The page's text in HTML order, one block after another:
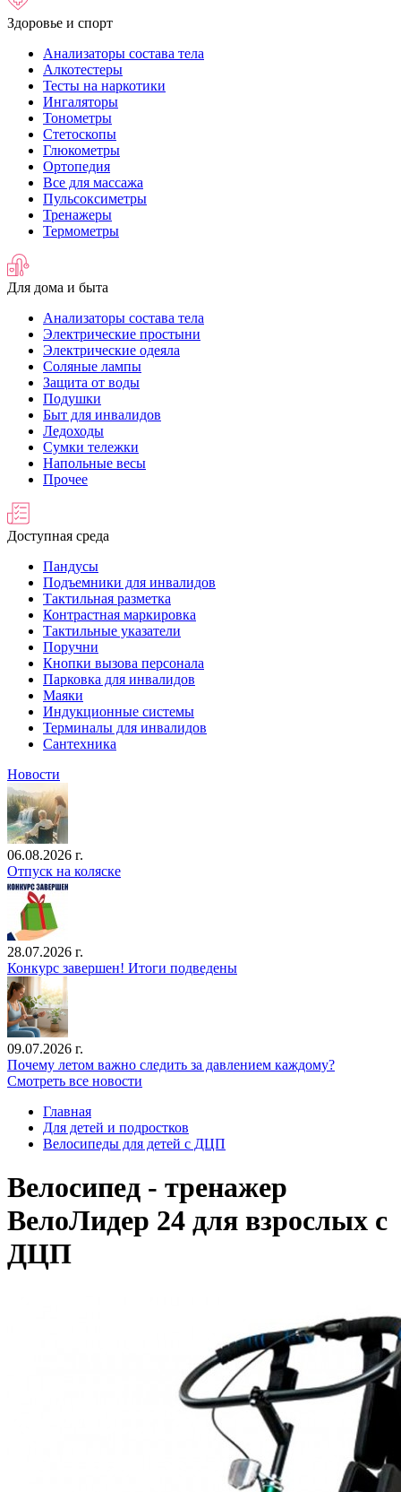
Здоровье и спорт
Анализаторы состава тела
Алкотестеры
Тесты на наркотики
Ингаляторы
Тонометры
Стетоскопы
Глюкометры
Ортопедия
Все для массажа
Пульсоксиметры
Тренажеры
Термометры
Для дома и быта
Анализаторы состава тела
Электрические простыни
Электрические одеяла
Соляные лампы
Защита от воды
Подушки
Быт для инвалидов
Ледоходы
Сумки тележки
Напольные весы
Прочее
Доступная среда
Пандусы
Подъемники для инвалидов
Тактильная разметка
Контрастная маркировка
Тактильные указатели
Поручни
Кнопки вызова персонала
Парковка для инвалидов
Маяки
Индукционные системы
Терминалы для инвалидов
Сантехника
Новости
06.08.2026 г.
Отпуск на коляске
28.07.2026 г.
Конкурс завершен! Итоги подведены
09.07.2026 г.
Почему летом важно следить за давлением каждому?
Смотреть все новости
Главная
Для детей и подростков
Велосипеды для детей с ДЦП
Велосипед - тренажер
ВелоЛидер 24 для взрослых с
ДЦП